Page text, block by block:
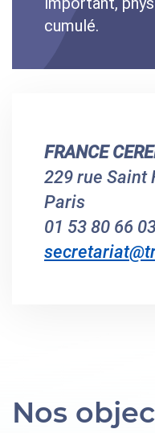
cumulé.
FRANCE
229 rue Saint
Paris
01 53 80 66
Nos